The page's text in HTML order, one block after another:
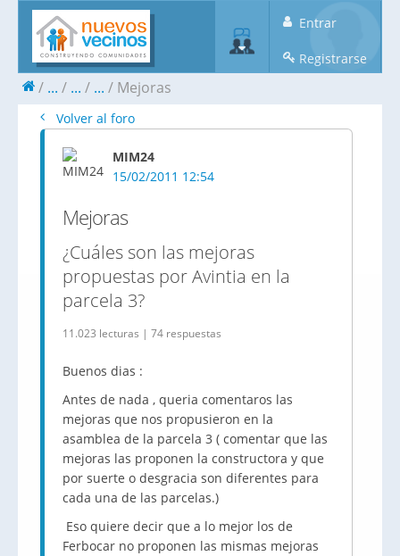
Entrar
Registrarse
... ... ... Mejoras
Volver al foro
MIM24
15/02/2011 12:54
Mejoras
¿Cuáles son las mejoras
propuestas por Avintia en la
parcela 3?
11.023 lecturas | 74 respuestas
Buenos dias :
Antes de nada , queria comentaros las
mejoras que nos propusieron en la
asamblea de la parcela 3 ( comentar que las
mejoras las proponen la constructora y que
por suerte o desgracia son diferentes para
cada una de las parcelas.)
Eso quiere decir que a lo mejor los de
Ferbocar no proponen las mismas mejoras